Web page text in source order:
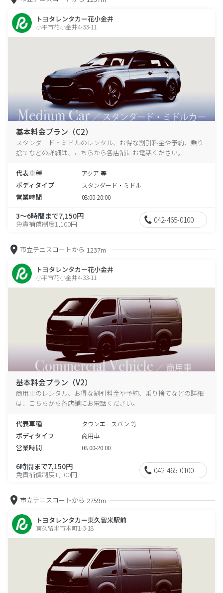
トヨタレンタカー花小金井
小平市花小金井4-33-11
基本料金プラン（C2）
スタンダード・ミドルのレンタル、お得な割引料金や予約、乗り
捨てなどの詳細は、こちらから各店舗にお電話ください。
代表車種 アクア 等
ボディタイプ スタンダード・ミドル
営業時間 08:00-20:00
3～6時間まで7,150円
免責補償制度1,100円 042-465-0100
市立テニスコートから 1237m
トヨタレンタカー花小金井
小平市花小金井4-33-11
基本料金プラン（V2）
商用車のレンタル、お得な割引料金や予約、乗り捨てなどの詳細
は、こちらから各店舗にお電話ください。
代表車種 タウンエースバン 等
ボディタイプ 商用車
営業時間 08:00-20:00
6時間まで7,150円
免責補償制度1,100円 042-465-0100
市立テニスコートから 2759m
トヨタレンタカー東久留米駅前
東久留米市本町1-3-18